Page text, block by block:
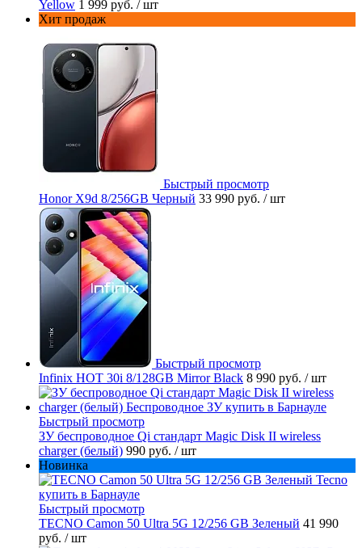
Yellow 1 999 руб. / шт
Хит продаж
Быстрый просмотр
Honor X9d 8/256GB Черный 33 990 руб. / шт
Быстрый просмотр
Infinix HOT 30i 8/128GB Mirror Black 8 990 руб. / шт
Быстрый просмотр
ЗУ беспроводное Qi стандарт Magic Disk II wireless
charger (белый) 990 руб. / шт
Новинка
Быстрый просмотр
TECNO Camon 50 Ultra 5G 12/256 GB Зеленый 41 990
руб. / шт